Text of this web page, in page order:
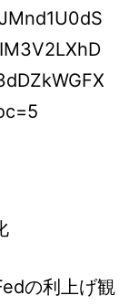
の利上げ観